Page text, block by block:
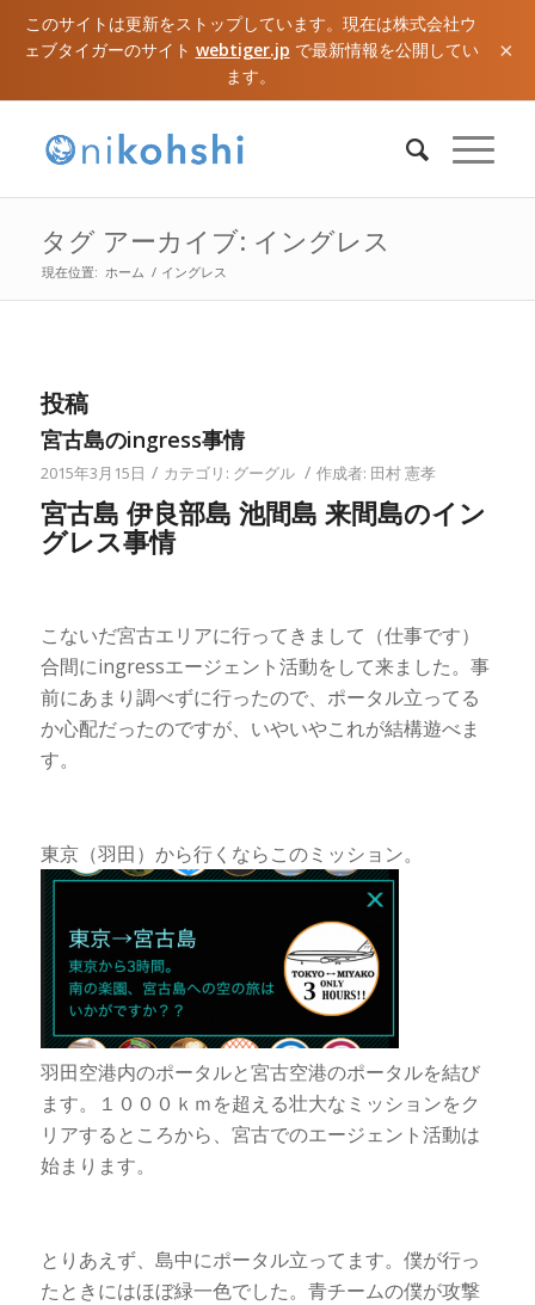
このサイトは更新をストップしています。現在は株式会社ウ
ェブタイガーのサイト webtiger.jp で最新情報を公開してい
ます。
×
タグ アーカイブ: イングレス
現在位置: ホーム / イングレス
投稿
宮古島のingress事情
2015年3月15日 / カテゴリ: グーグル / 作成者: 田村 憲孝
宮古島 伊良部島 池間島 来間島のイン
グレス事情
こないだ宮古エリアに行ってきまして（仕事です）
合間にingressエージェント活動をして来ました。事
前にあまり調べずに行ったので、ポータル立ってる
か心配だったのですが、いやいやこれが結構遊べま
す。
東京（羽田）から行くならこのミッション。
羽田空港内のポータルと宮古空港のポータルを結び
ます。１０００ｋｍを超える壮大なミッションをク
リアするところから、宮古でのエージェント活動は
始まります。
とりあえず、島中にポータル立ってます。僕が行っ
たときにはほぼ緑一色でした。青チームの僕が攻撃